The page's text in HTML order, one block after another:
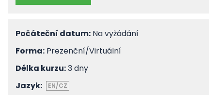
Počáteční datum: Na vyžádání
Forma: Prezenční/Virtuální
Délka kurzu:3 dny
Jazyk:
EN/CZ